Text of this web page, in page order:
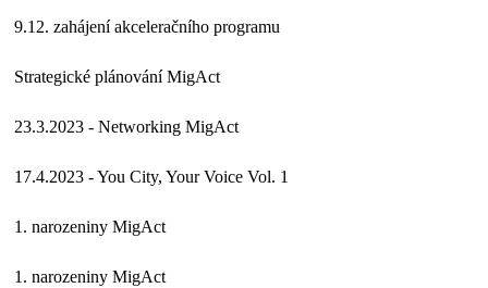
9.12. zahájení akceleračního programu
Strategické plánování MigAct
23.3.2023 - Networking MigAct
17.4.2023 - You City, Your Voice Vol. 1
1. narozeniny MigAct
1. narozeniny MigAct